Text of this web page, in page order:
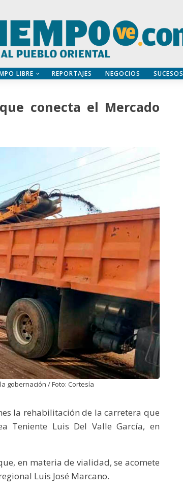
LIBRE REPORTAJES NEGOCIOS SUCESOS
conecta el Mercado
gobernación / Foto: Cortesía
la rehabilitación de la carretera que
Teniente Luis Del Valle García, en
en materia de vialidad, se acomete
Luis José Marcano.